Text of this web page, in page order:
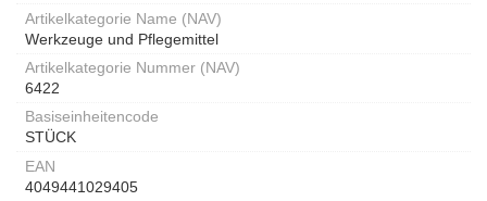
Artikelkategorie Name (NAV)
Werkzeuge und Pflegemittel
Artikelkategorie Nummer (NAV)
6422
Basiseinheitencode
STÜCK
EAN
4049441029405